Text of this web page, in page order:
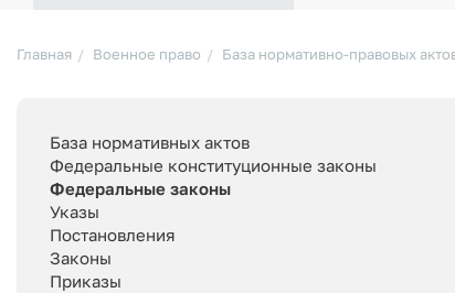
Главная Военное право База нормативно-правовых
База нормативных актов
Федеральные конституционные законы
Федеральные законы
Указы
Постановления
Законы
Приказы